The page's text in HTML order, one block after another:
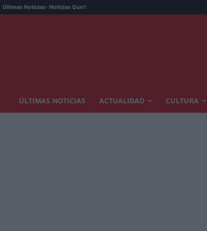
Últimas Noticias- Noticias Que!:
ÚLTIMAS NOTICIAS ACTUALIDAD CULTURA